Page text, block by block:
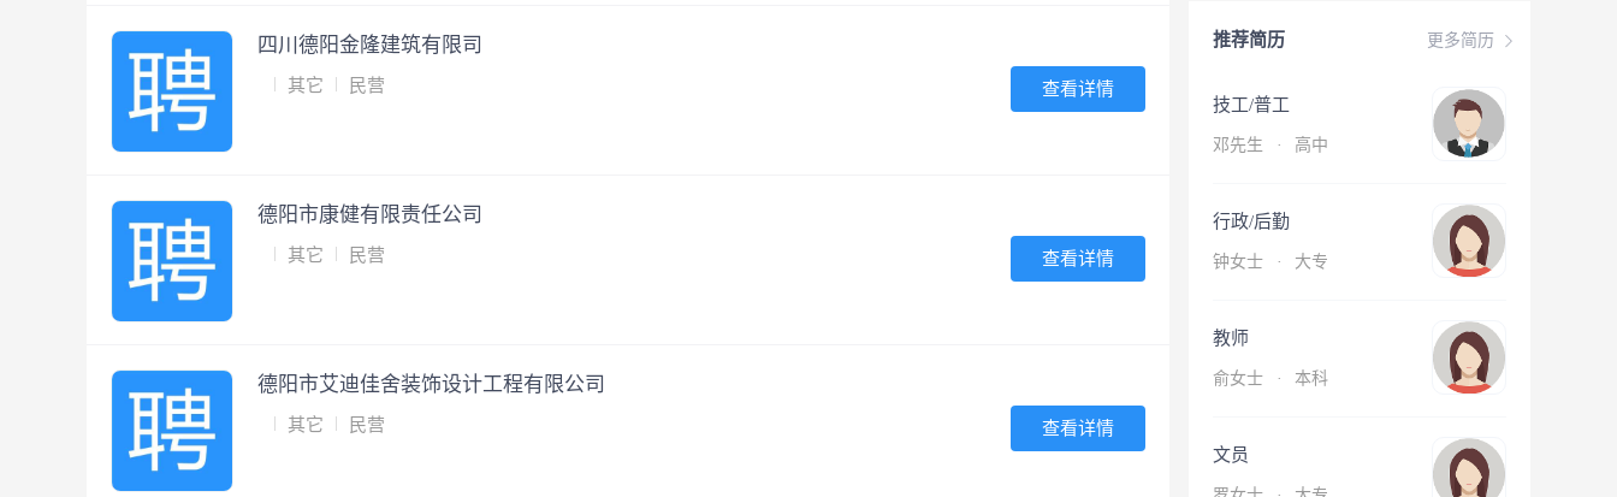
更多简历
推荐简历
技工/普工
邓先生 · 高中
行政/后勤
钟女士 · 大专
教师
俞女士 · 本科
文员
四川德阳金隆建筑有限司
其它 民营 查看详情
德阳市康健有限责任公司
其它 民营 查看详情
德阳市艾迪佳舍装饰设计工程有限公司
其它 民营 查看详情